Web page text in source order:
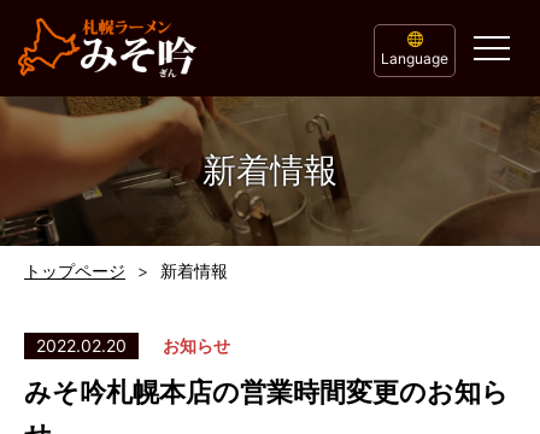
Language
新着情報
トップページ 新着情報
2022.02.20 お知らせ
みそ吟札幌本店の営業時間変更のお知ら